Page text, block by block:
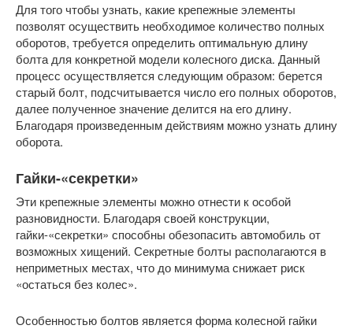
Для того чтобы узнать, какие крепежные элементы
позволят осуществить необходимое количество полных
оборотов, требуется определить оптимальную длину
болта для конкретной модели колесного диска. Данный
процесс осуществляется следующим образом: берется
старый болт, подсчитывается число его полных оборотов,
далее полученное значение делится на его длину.
Благодаря произведенным действиям можно узнать длину
оборота.
Гайки-«секретки»
Эти крепежные элементы можно отнести к особой
разновидности. Благодаря своей конструкции,
гайки-«секретки» способны обезопасить автомобиль от
возможных хищений. Секретные болты располагаются в
неприметных местах, что до минимума снижает риск
«остаться без колес».
Особенностью болтов является форма колесной гайки